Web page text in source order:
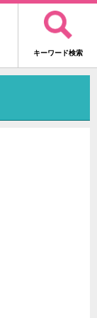
キーワード検索